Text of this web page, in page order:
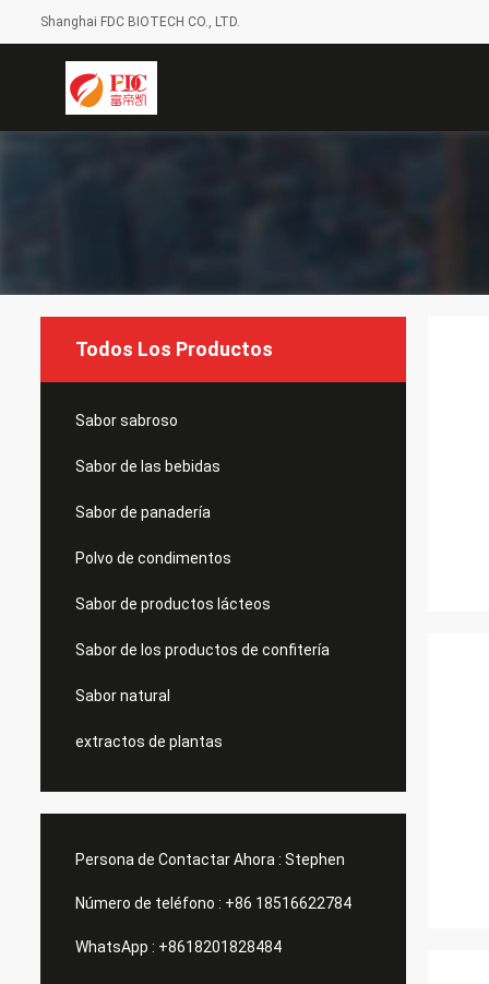
Shanghai FDC BIOTECH CO., LTD.
Todos Los Productos
Sabor sabroso
Sabor de las bebidas
Sabor de panadería
Polvo de condimentos
Sabor de productos lácteos
Sabor de los productos de confitería
Sabor natural
extractos de plantas
Persona de Contactar Ahora : Stephen
Número de teléfono : +86 18516622784
WhatsApp : +8618201828484